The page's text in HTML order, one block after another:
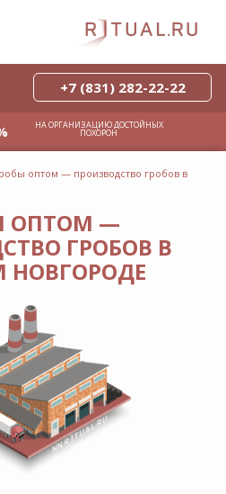
НА ОРГАНИЗАЦИЮ ДОСТОЙНЫХ
ПОХОРОН
оптом — производство гробов в
ОПТОМ —
ГРОБОВ В
+7 (831) 282-22-22